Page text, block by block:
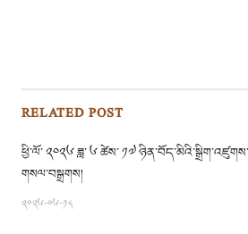
RELATED POST
ཕྱི་ལོ་ ༢༠༢༦ ཟླ་ ༦ ཚེས་ ༡༧
གསལ་བསྒྲགས།
༢༠༢༦-༠༦-༡༨